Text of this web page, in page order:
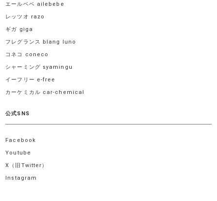
エールベベ ailebebe
レッツオ razo
ギガ giga
フレグランス blang luno
コネコ coneco
シャーミング syamingu
イーフリー e-free
カーケミカル car-chemical
公式SNS
Facebook
Youtube
X（旧Twitter）
Instagram